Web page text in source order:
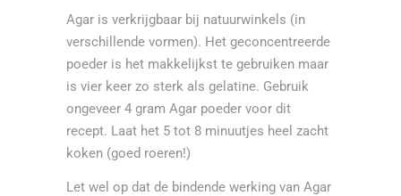
Agar is verkrijgbaar bij natuurwinkels (in
verschillende vormen). Het geconcentreerde
poeder is het makkelijkst te gebruiken maar
is vier keer zo sterk als gelatine. Gebruik
ongeveer 4 gram Agar poeder voor dit
recept. Laat het 5 tot 8 minuutjes heel zacht
koken (goed roeren!)
Let wel op dat de bindende werking van Agar